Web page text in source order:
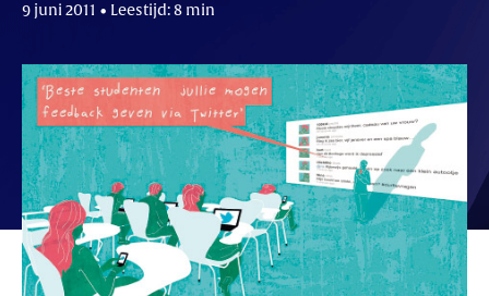
9 juni 2011 • Leestijd: 8 min